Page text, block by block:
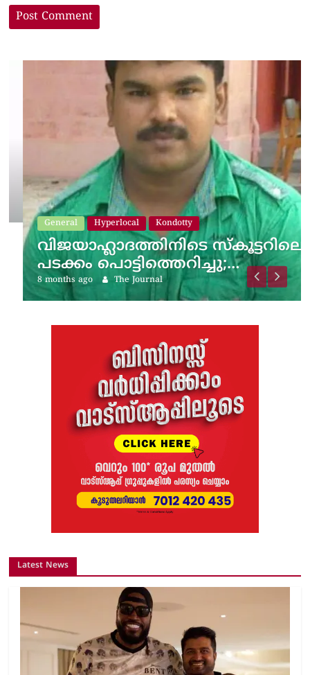
General Hyperlocal Kondotty
വിജയാഹ്ലാദത്തിനിടെ സ്കൂട്ടറിലെ
പടക്കം പൊട്ടിത്തെറിച്ചു;…
8 months ago The Journal
Latest News